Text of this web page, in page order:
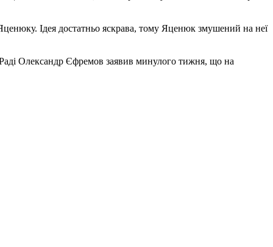
Ідея достатньо яскрава, тому Яценюк змушений на неї
Олександр Єфремов заявив минулого тижня, що на